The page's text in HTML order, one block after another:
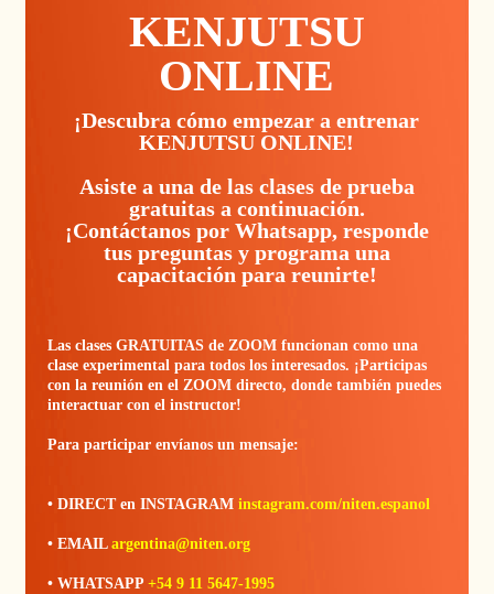
KENJUTSU
ONLINE
¡Descubra cómo empezar a entrenar
KENJUTSU ONLINE!
Asiste a una de las clases de prueba
gratuitas a continuación.
¡Contáctanos por Whatsapp, responde
tus preguntas y programa una
capacitación para reunirte!
Las clases GRATUITAS de ZOOM funcionan como una
clase experimental para todos los interesados. ¡Participas
con la reunión en el ZOOM directo, donde también puedes
interactuar con el instructor!
Para participar envíanos un mensaje:
• DIRECT en INSTAGRAM instagram.com/niten.espanol
• EMAIL argentina@niten.org
• WHATSAPP +54 9 11 5647-1995